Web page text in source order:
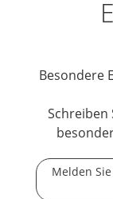
Besondere
Schreiben
Melden